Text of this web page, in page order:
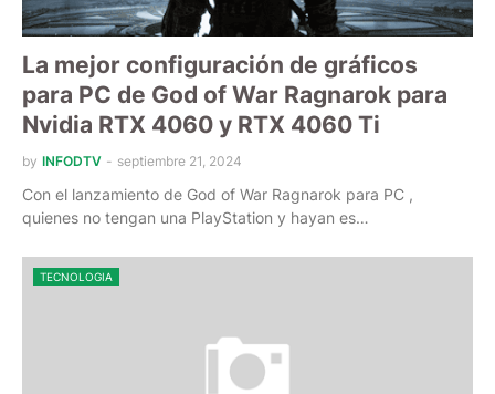
La mejor configuración de gráficos
para PC de God of War Ragnarok para
Nvidia RTX 4060 y RTX 4060 Ti
by INFODTV - septiembre 21, 2024
Con el lanzamiento de God of War Ragnarok para PC ,
quienes no tengan una PlayStation y hayan es…
TECNOLOGIA